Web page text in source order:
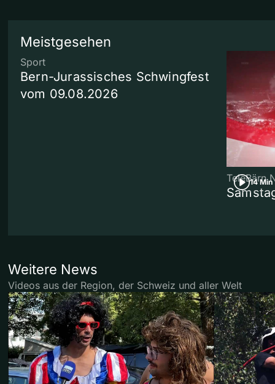
Meistgesehen
Sport
Bern-Jurassisches Schwingfest
vom 09.08.2026
14 Min
TeleBärn
Weitere News
Videos aus der Region, der Schweiz und aller Welt